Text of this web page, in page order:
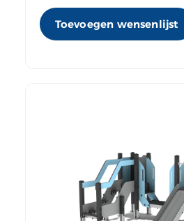
Toevoegen wensenlijst